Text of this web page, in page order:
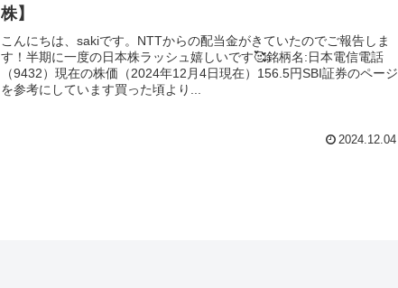
株】
こんにちは、sakiです。NTTからの配当金がきていたのでご報告しま
す！半期に一度の日本株ラッシュ嬉しいです🥰銘柄名:日本電信電話
（9432）現在の株価（2024年12月4日現在）156.5円SBI証券のページ
を参考にしています買った頃より...
2024.12.04